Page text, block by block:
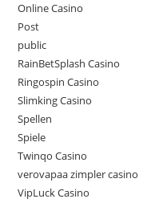
Online Casino
Post
public
RainBetSplash Casino
Ringospin Casino
Slimking Casino
Spellen
Spiele
Twinqo Casino
verovapaa zimpler casino
VipLuck Casino